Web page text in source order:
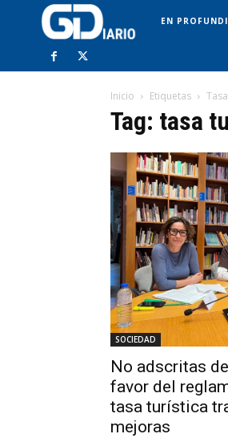
EN
Inicio Etiquetas
Tag: tasa
SOCIEDAD
No adscritas
favor del
tasa turística
mejoras